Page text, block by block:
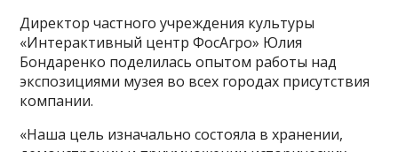
Директор частного учреждения культуры
«Интерактивный центр ФосАгро» Юлия
Бондаренко поделилась опытом работы над
экспозициями музея во всех городах присутствия
компании.
«Наша цель изначально состояла в хранении,